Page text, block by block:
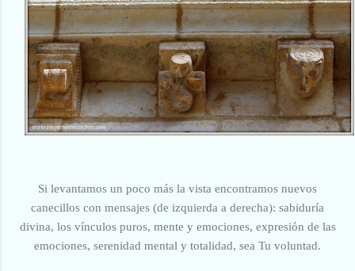
Si levantamos un poco más la vista encontramos nuevos
canecillos con mensajes (de izquierda a derecha): sabiduría
divina, los vínculos puros, mente y emociones, expresión de las
emociones, serenidad mental y totalidad, sea Tu voluntad.